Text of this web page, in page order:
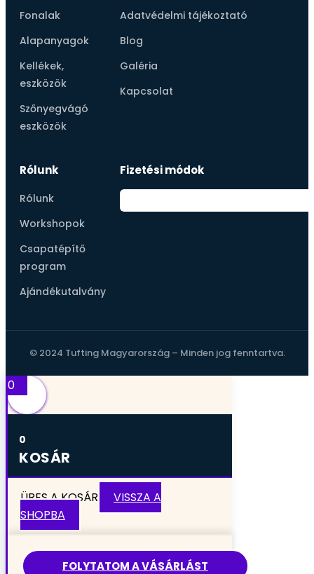
Fonalak
Alapanyagok
Kellékek,
eszközök
Szőnyegvágó
eszközök
Adatvédelmi tájékoztató
Blog
Galéria
Kapcsolat
Rólunk
Rólunk
Workshopok
Csapatépítő
program
Ajándékutalvány
Fizetési módok
© 2024 Tufting Magyarország – Minden jog fenntartva.
0
0
KOSÁR
ÜRES A KOSÁR
VISSZA A
SHOPBA
FOLYTATOM A VÁSÁRLÁST